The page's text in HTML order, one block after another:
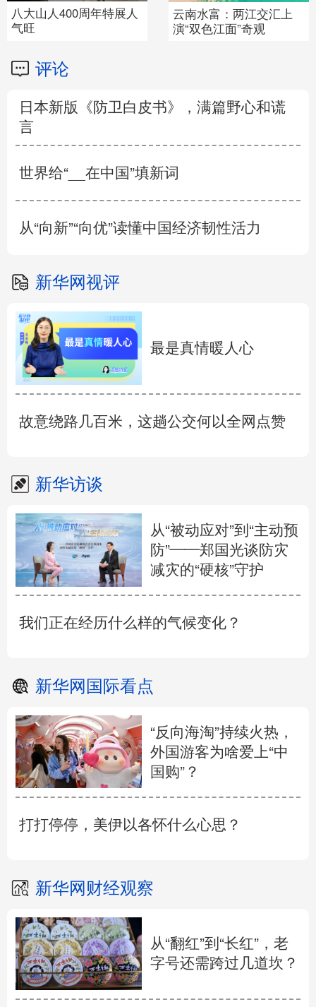
八大山人400周年特展人
气旺
云南水富：两江交汇上
演“双色江面”奇观
评论
日本新版《防卫白皮书》，满篇野心和谎
言
世界给“__在中国”填新词
从“向新”“向优”读懂中国经济韧性活力
新华网视评
最是真情暖人心
故意绕路几百米，这趟公交何以全网点赞
新华访谈
从“被动应对”到“主动预
防”——郑国光谈防灾
减灾的“硬核”守护
我们正在经历什么样的气候变化？
新华网国际看点
“反向海淘”持续火热，
外国游客为啥爱上“中
国购”？
打打停停，美伊以各怀什么心思？
新华网财经观察
从“翻红”到“长红”，老
字号还需跨过几道坎？